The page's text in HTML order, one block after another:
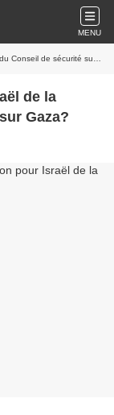
MENU
de sécurité sur Gaza?
de la
Gaza?